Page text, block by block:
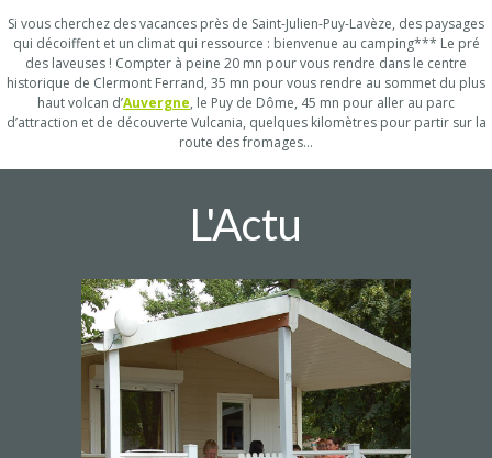
Si vous cherchez des vacances près de Saint-Julien-Puy-Lavèze, des paysages
qui décoiffent et un climat qui ressource : bienvenue au camping*** Le pré
des laveuses ! Compter à peine 20 mn pour vous rendre dans le centre
historique de Clermont Ferrand, 35 mn pour vous rendre au sommet du plus
haut volcan d’Auvergne, le Puy de Dôme, 45 mn pour aller au parc
d’attraction et de découverte Vulcania, quelques kilomètres pour partir sur la
route des fromages…
L'Actu